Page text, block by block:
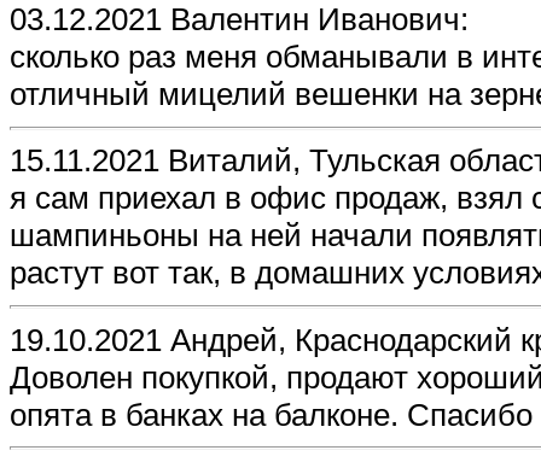
03.12.2021 Валентин Иванович:
сколько раз меня обманывали в
отличный мицелий вешенки на
15.11.2021 Виталий, Тульская
я сам приехал в офис продаж, взял
шампиньоны на ней начали
растут вот так, в домашних
19.10.2021 Андрей, Краснодарский
Доволен покупкой, продают
опята в банках на балконе. Спасибо